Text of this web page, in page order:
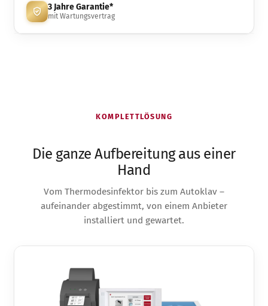
3 Jahre Garantie*
mit Wartungsvertrag
KOMPLETTLÖSUNG
Die ganze Aufbereitung aus einer
Hand
Vom Thermodesinfektor bis zum Autoklav –
aufeinander abgestimmt, von einem Anbieter
installiert und gewartet.